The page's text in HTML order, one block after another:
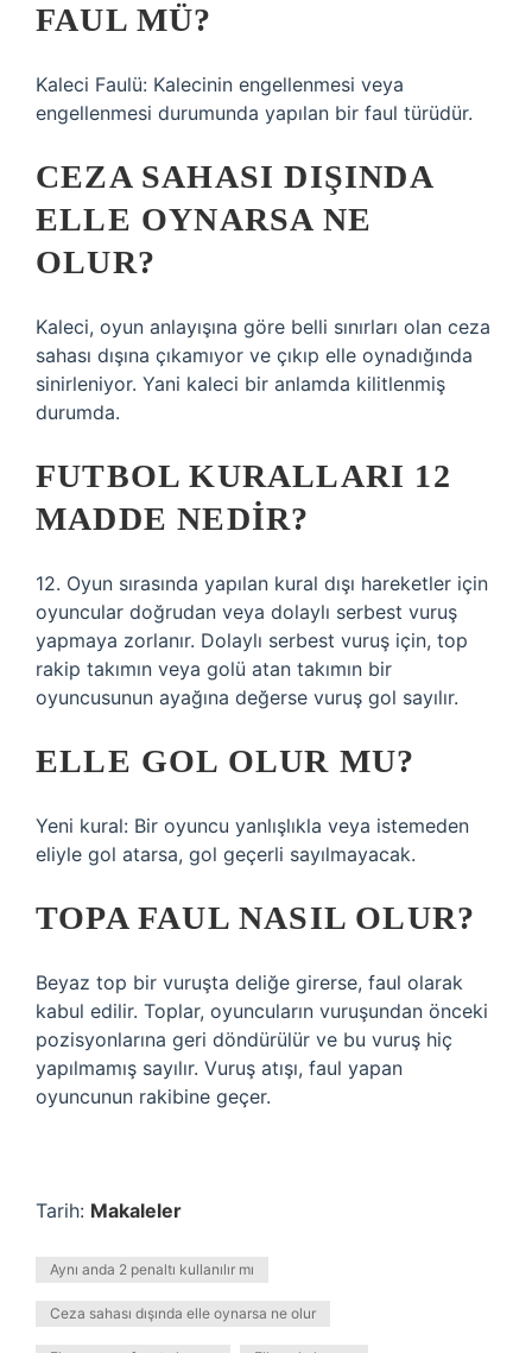
FAUL MÜ?
Kaleci Faulü: Kalecinin engellenmesi veya
engellenmesi durumunda yapılan bir faul türüdür.
CEZA SAHASI DIŞINDA
ELLE OYNARSA NE
OLUR?
Kaleci, oyun anlayışına göre belli sınırları olan ceza
sahası dışına çıkamıyor ve çıkıp elle oynadığında
sinirleniyor. Yani kaleci bir anlamda kilitlenmiş
durumda.
FUTBOL KURALLARI 12
MADDE NEDIR?
12. Oyun sırasında yapılan kural dışı hareketler için
oyuncular doğrudan veya dolaylı serbest vuruş
yapmaya zorlanır. Dolaylı serbest vuruş için, top
rakip takımın veya golü atan takımın bir
oyuncusunun ayağına değerse vuruş gol sayılır.
ELLE GOL OLUR MU?
Yeni kural: Bir oyuncu yanlışlıkla veya istemeden
eliyle gol atarsa, gol geçerli sayılmayacak.
TOPA FAUL NASIL OLUR?
Beyaz top bir vuruşta deliğe girerse, faul olarak
kabul edilir. Toplar, oyuncuların vuruşundan önceki
pozisyonlarına geri döndürülür ve bu vuruş hiç
yapılmamış sayılır. Vuruş atışı, faul yapan
oyuncunun rakibine geçer.
Tarih: Makaleler
Aynı anda 2 penaltı kullanılır mı
Ceza sahası dışında elle oynarsa ne olur